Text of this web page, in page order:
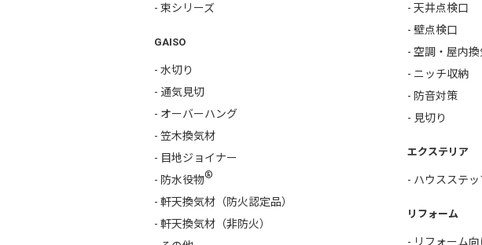
- 束シリーズ
GAISO
- 水切り
- 通気見切
- オーバーハング
- 笠木換気材
- 目地ジョイナー
- 防水役物®
- 軒天換気材（防火認定品）
- 軒天換気材（非防火）
- 天井点検口
- 壁点検口
- 空調・屋内
- ニッチ収納
- 防音対策
- 見切り
エクステリア
- ハウスステッ
リフォーム
- リフォーム